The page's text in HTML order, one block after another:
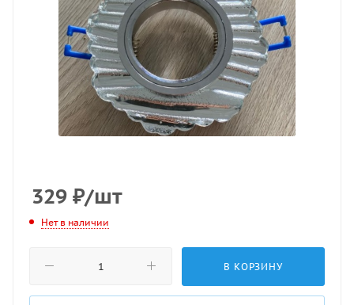
329 ₽/шт
Нет в наличии
В КОРЗИНУ